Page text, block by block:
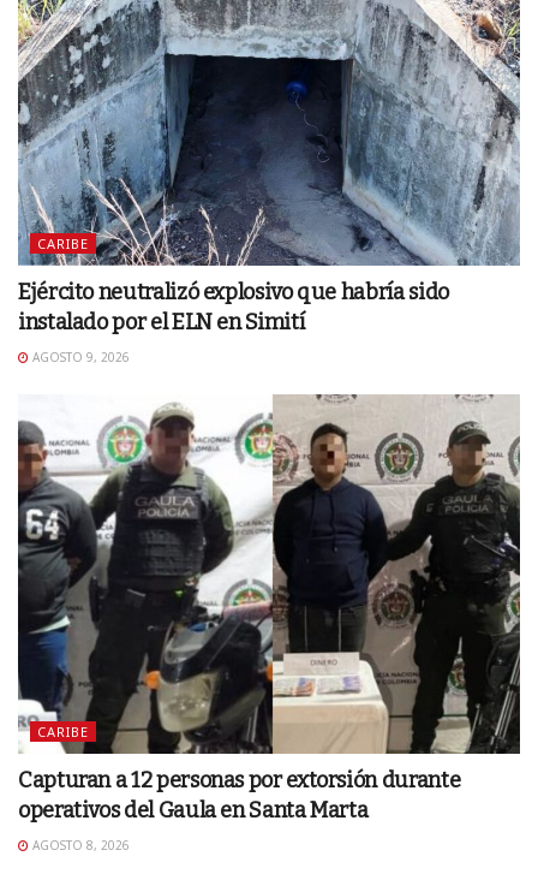
CARIBE
Ejército neutralizó explosivo que habría sido
instalado por el ELN en Simití
AGOSTO 9, 2026
CARIBE
Capturan a 12 personas por extorsión durante
operativos del Gaula en Santa Marta
AGOSTO 8, 2026